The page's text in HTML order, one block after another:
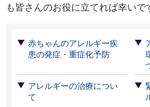
も皆さんのお役に立てれば幸いで
赤ちゃんのアレルギー疾
患の発症・重症化予防
アレルギーの治療につい
て